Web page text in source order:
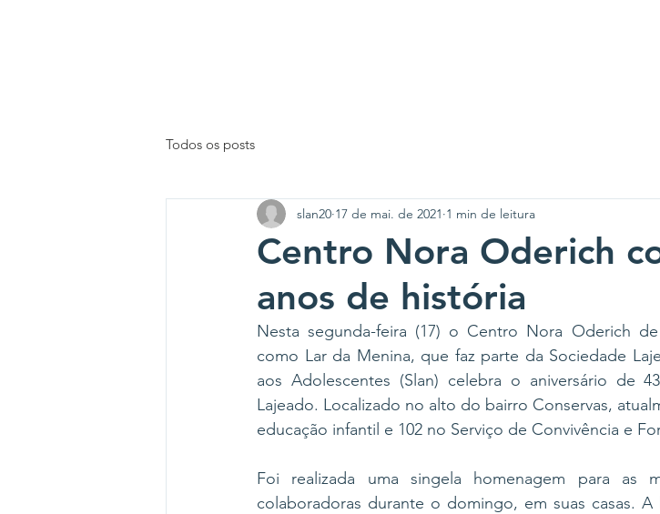
Todos os posts
Centro Nora Oderich
anos de história
slan20 17 de mai. de 2021 1 min de leitura
Nesta segunda-feira (17) o Centro Nora Oderich
como Lar da Menina, que faz parte da Sociedade
aos Adolescentes (Slan) celebra o aniversário de
Lajeado. Localizado no alto do bairro Conservas,
educação infantil e 102 no Serviço de Convivência e
Foi realizada uma singela homenagem para as
colaboradoras durante o domingo, em suas casas.